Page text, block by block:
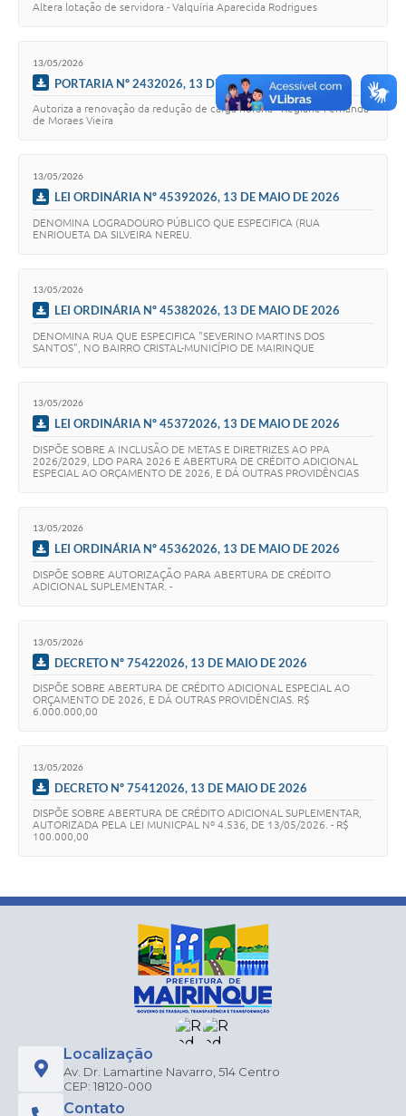
Altera lotação de servidora - Valquíria Aparecida Rodrigues
13/05/2026
PORTARIA Nº 2432026, 13 DE MAIO DE 2026
Autoriza a renovação da redução de carga horária - Regiane Fernanda
de Moraes Vieira
13/05/2026
LEI ORDINÁRIA Nº 45392026, 13 DE MAIO DE 2026
DENOMINA LOGRADOURO PÚBLICO QUE ESPECIFICA (RUA
ENRIOUETA DA SILVEIRA NEREU.
13/05/2026
LEI ORDINÁRIA Nº 45382026, 13 DE MAIO DE 2026
DENOMINA RUA QUE ESPECIFICA "SEVERINO MARTINS DOS
SANTOS", NO BAIRRO CRISTAL-MUNICÍPIO DE MAIRINQUE
13/05/2026
LEI ORDINÁRIA Nº 45372026, 13 DE MAIO DE 2026
DISPÕE SOBRE A INCLUSÃO DE METAS E DIRETRIZES AO PPA
2026/2029, LDO PARA 2026 E ABERTURA DE CRÉDITO ADICIONAL
ESPECIAL AO ORÇAMENTO DE 2026, E DÁ OUTRAS PROVIDÊNCIAS
13/05/2026
LEI ORDINÁRIA Nº 45362026, 13 DE MAIO DE 2026
DISPÕE SOBRE AUTORIZAÇÃO PARA ABERTURA DE CRÉDITO
ADICIONAL SUPLEMENTAR. -
13/05/2026
DECRETO Nº 75422026, 13 DE MAIO DE 2026
DISPÕE SOBRE ABERTURA DE CRÉDITO ADICIONAL ESPECIAL AO
ORÇAMENTO DE 2026, E DÁ OUTRAS PROVIDÊNCIAS. R$
6.000.000,00
13/05/2026
DECRETO Nº 75412026, 13 DE MAIO DE 2026
DISPÕE SOBRE ABERTURA DE CRÉDITO ADICIONAL SUPLEMENTAR,
AUTORIZADA PELA LEI MUNICPAL Nº 4.536, DE 13/05/2026. - R$
100.000,00
Localização
Av. Dr. Lamartine Navarro, 514 Centro
CEP: 18120-000
Contato